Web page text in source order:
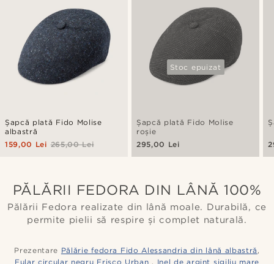
Șapcă plată Fido Molise
albastră
265,00 Lei
159,00 Lei
Stoc epuizat
Șapcă plată Fido Molise
roșie
295,00 Lei
PĂLĂRII FEDORA DIN LÂNĂ 100%
Pălării Fedora realizate din lână moale. Durabilă, ce
permite pielii să respire și complet naturală.
Prezentare Pălărie fedora Fido Alessandria din lână albastră ,
Fular circular negru Frisco Urban , Inel de argint sigiliu mare